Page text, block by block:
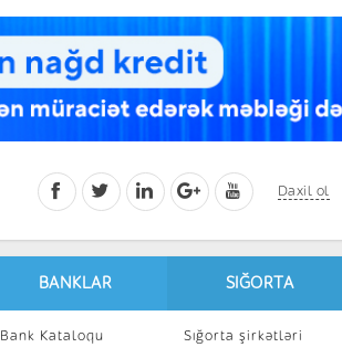
Daxil ol
BANKLAR
Bank Kataloqu
SIĞORTA
Sığorta şirkətləri